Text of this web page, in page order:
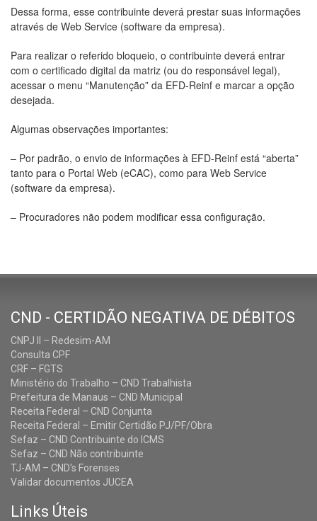
Dessa forma, esse contribuinte deverá prestar suas informações
através de Web Service (software da empresa).
Para realizar o referido bloqueio, o contribuinte deverá entrar
com o certificado digital da matriz (ou do responsável legal),
acessar o menu “Manutenção” da EFD-Reinf e marcar a opção
desejada.
Algumas observações importantes:
– Por padrão, o envio de informações à EFD-Reinf está “aberta”
tanto para o Portal Web (eCAC), como para Web Service
(software da empresa).
– Procuradores não podem modificar essa configuração.
CND - CERTIDÃO NEGATIVA DE DÉBITOS
CNPJ II – Redesim-AM
Consulta CPF
CRF – FGTS
Ministério do Trabalho – CND Trabalhista
Prefeitura de Manaus – CND Municipal
Receita Federal – CND Conjunta
Receita Federal – Emitir Certidão PJ/PF/Obra
Sefaz – CND Contribuinte do ICMS
Sefaz – CND Não contribuinte
TJ-AM – CND's Forenses
Validar documentos JUCEA
Links Úteis